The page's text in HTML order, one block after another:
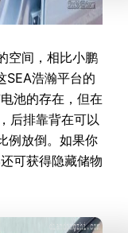
空间，相比小鹏
SEA浩瀚平台的
池的存在，但在
后排靠背在可以
例放倒。如果你
可获得隐藏储物